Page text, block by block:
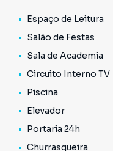
Espaço de Leitura
Salão de Festas
Sala de Academia
Circuito Interno TV
Piscina
Elevador
Portaria 24h
Churrasqueira